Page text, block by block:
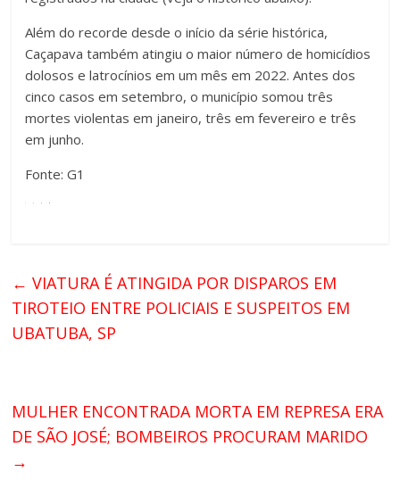
Além do recorde desde o início da série histórica,
Caçapava também atingiu o maior número de homicídios
dolosos e latrocínios em um mês em 2022. Antes dos
cinco casos em setembro, o município somou três
mortes violentas em janeiro, três em fevereiro e três
em junho.
Fonte: G1
← VIATURA É ATINGIDA POR DISPAROS EM
TIROTEIO ENTRE POLICIAIS E SUSPEITOS EM
UBATUBA, SP
MULHER ENCONTRADA MORTA EM REPRESA ERA
DE SÃO JOSÉ; BOMBEIROS PROCURAM MARIDO
→